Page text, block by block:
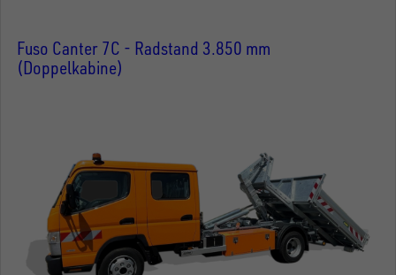
Fuso Canter 7C - Radstand 3.850 mm
(Doppelkabine)